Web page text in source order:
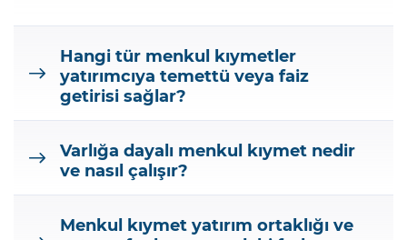
Hangi tür menkul kıymetler
yatırımcıya temettü veya faiz
getirisi sağlar?
Varlığa dayalı menkul kıymet nedir
ve nasıl çalışır?
Menkul kıymet yatırım ortaklığı ve